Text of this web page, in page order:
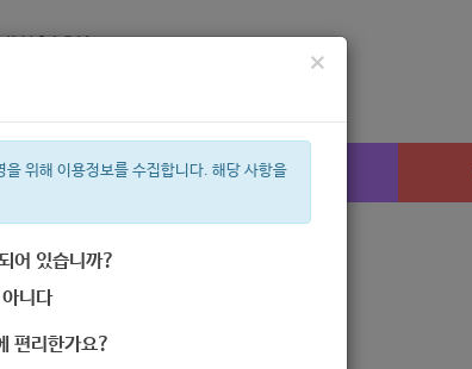
신청 복지시설찾기
성민복지관
×
위해 이용정보를 수집합니다. 해당 사항을
어 있습니까?
니다
편리한가요?